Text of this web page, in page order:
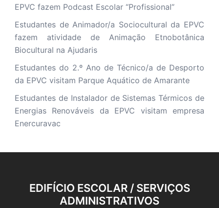
EPVC fazem Podcast Escolar “Profissional”
Estudantes de Animador/a Sociocultural da EPVC
fazem atividade de Animação Etnobotânica
Biocultural na Ajudaris
Estudantes do 2.º Ano de Técnico/a de Desporto
da EPVC visitam Parque Aquático de Amarante
Estudantes de Instalador de Sistemas Térmicos de
Energias Renováveis da EPVC visitam empresa
Enercuravac
EDIFÍCIO ESCOLAR / SERVIÇOS
ADMINISTRATIVOS